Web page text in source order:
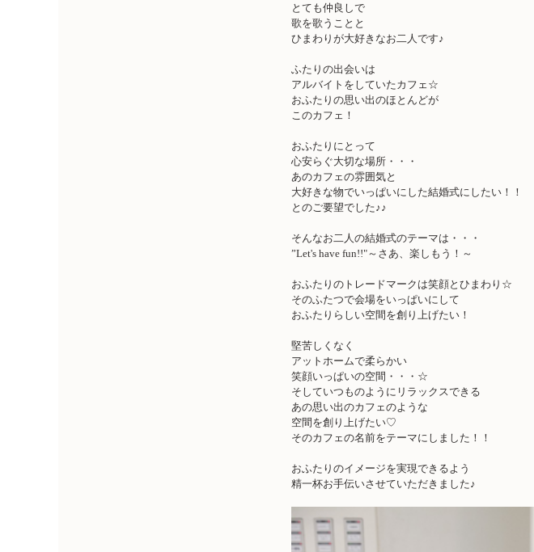
とても仲良しで
歌を歌うことと
ひまわりが大好きなお二人です♪
ふたりの出会いは
アルバイトをしていたカフェ☆
おふたりの思い出のほとんどが
このカフェ！
おふたりにとって
心安らぐ大切な場所・・・
あのカフェの雰囲気と
大好きな物でいっぱいにした結婚式にしたい！！
とのご要望でした♪♪
そんなお二人の結婚式のテーマは・・・
”Let's have fun!!"～さあ、楽しもう！～
おふたりのトレードマークは笑顔とひまわり☆
そのふたつで会場をいっぱいにして
おふたりらしい空間を創り上げたい！
堅苦しくなく
アットホームで柔らかい
笑顔いっぱいの空間・・・☆
そしていつものようにリラックスできる
あの思い出のカフェのような
空間を創り上げたい♡
そのカフェの名前をテーマにしました！！
おふたりのイメージを実現できるよう
精一杯お手伝いさせていただきました♪